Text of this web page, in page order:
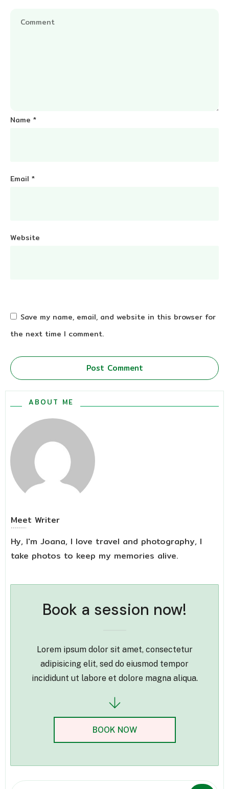
Name *
Email *
Website
Save my name, email, and website in this browser for
the next time I comment.
Post Comment
ABOUT ME
Meet Writer
Hy, I'm Joana, I love travel and photography, I
take photos to keep my memories alive.
Book a session now!
Lorem ipsum dolor sit amet, consectetur
adipisicing elit, sed do eiusmod tempor
incididunt ut labore et dolore magna aliqua.
BOOK NOW